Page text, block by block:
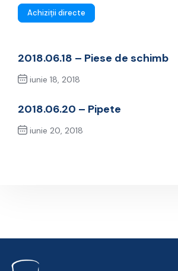
Achiziții directe
2018.06.18 – Piese de schimb
iunie 18, 2018
2018.06.20 – Pipete
iunie 20, 2018